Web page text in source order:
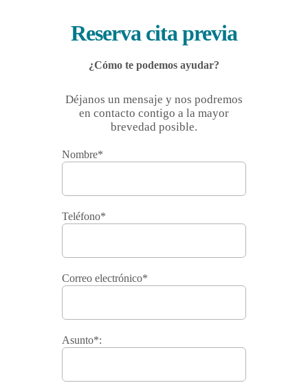
Reserva cita previa
¿Cómo te podemos ayudar?
Déjanos un mensaje y nos podremos
en contacto contigo a la mayor
brevedad posible.
Nombre*
Teléfono*
Correo electrónico*
Asunto*: